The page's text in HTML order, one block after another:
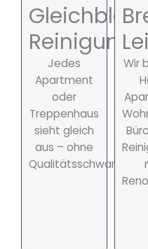
Jedes
Apartment
oder
Treppenhaus
sieht gleich
aus – ohne
Wir